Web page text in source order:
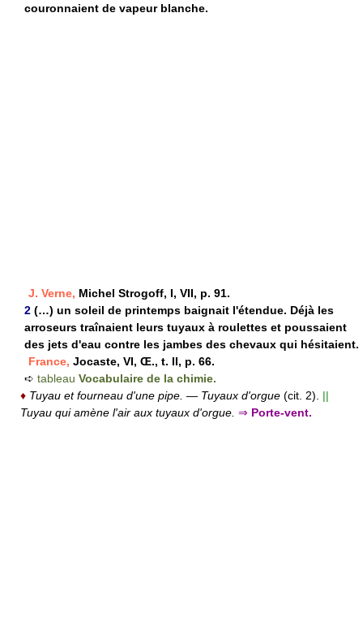
couronnaient de vapeur blanche.
J. Verne, Michel Strogoff, I, VII, p. 91.
2 (…) un soleil de printemps baignait l'étendue. Déjà les
arroseurs traînaient leurs tuyaux à roulettes et poussaient
des jets d'eau contre les jambes des chevaux qui hésitaient.
France, Jocaste, VI, Œ., t. II, p. 66.
➪ tableau Vocabulaire de la chimie.
♦ Tuyau et fourneau d'une pipe. — Tuyaux d'orgue (cit. 2).
||
Tuyau qui amène l'air aux tuyaux d'orgue. ⇒ Porte-vent.